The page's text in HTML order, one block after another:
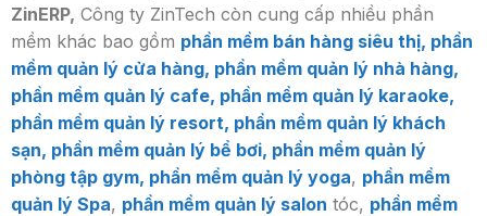
ZinERP, Công ty ZinTech còn cung cấp nhiều phần
mềm khác bao gồm phần mềm bán hàng siêu thị, phần
mềm quản lý cửa hàng, phần mềm quản lý nhà hàng,
phần mềm quản lý cafe, phần mềm quản lý karaoke,
phần mềm quản lý resort, phần mềm quản lý khách
sạn, phần mềm quản lý bể bơi, phần mềm quản lý
phòng tập gym, phần mềm quản lý yoga, phần mềm
quản lý Spa, phần mềm quản lý salon tóc, phần mềm